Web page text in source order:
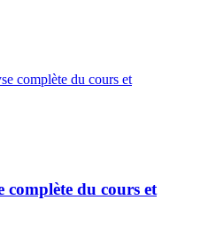
du cours et